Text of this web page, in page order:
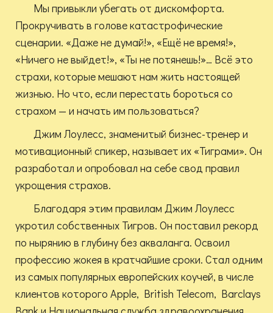
Мы привыкли убегать от дискомфорта.
Прокручивать в голове катастрофические
сценарии. «Даже не думай!», «Ещё не время!»,
«Ничего не выйдет!», «Ты не потянешь!»… Всё это
страхи, которые мешают нам жить настоящей
жизнью. Но что, если перестать бороться со
страхом — и начать им пользоваться?
Джим Лоулесс, знаменитый бизнес-тренер и
мотивационный спикер, называет их «Тиграми». Он
разработал и опробовал на себе свод правил
укрощения страхов.
Благодаря этим правилам Джим Лоулесс
укротил собственных Тигров. Он поставил рекорд
по нырянию в глубину без акваланга. Освоил
профессию жокея в кратчайшие сроки. Стал одним
из самых популярных европейских коучей, в числе
клиентов которого Apple, British Telecom, Barclays